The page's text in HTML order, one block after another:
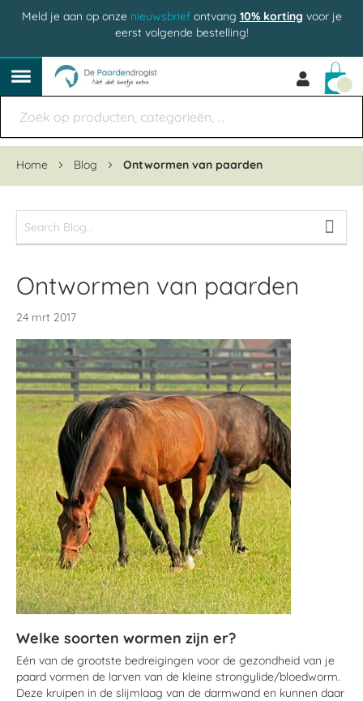
Meld je aan op onze nieuwsbriefontvang 10% korting voor je
eerst volgende bestelling!
Home Blog Ontwormen van paarden
Ontwormen van paarden
24 mrt 2017
Welke soorten wormen zijn er?
Eén van de grootste bedreigingen voor de gezondheid van je
paard vormen de larven van de kleine strongylide/bloedworm.
Deze kruipen in de slijmlaag van de darmwand en kunnen daar